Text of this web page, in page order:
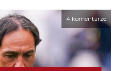
4 komentarze